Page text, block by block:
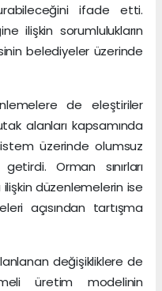
ifade etti.
ilişkin sorumlulukların
belediyeler üzerinde
de eleştiriler
alanları kapsamında
üzerinde olumsuz
Orman sınırları
düzenlemelerin ise
açısından tartışma
değişikliklere de
üretim modelinin